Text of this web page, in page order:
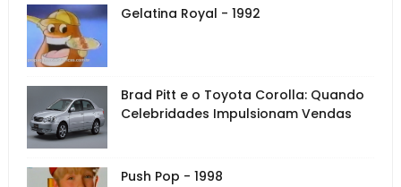
Gelatina Royal - 1992
Brad Pitt e o Toyota Corolla: Quando
Celebridades Impulsionam Vendas
Push Pop - 1998